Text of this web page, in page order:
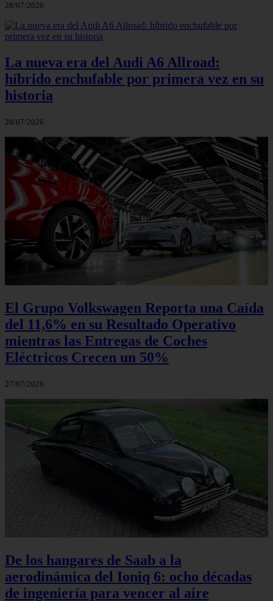
28/07/2026
La nueva era del Audi A6 Allroad:
híbrido enchufable por primera vez en su
historia
28/07/2026
El Grupo Volkswagen Reporta una Caída
del 11,6% en su Resultado Operativo
mientras las Entregas de Coches
Eléctricos Crecen un 50%
27/07/2026
De los hangares de Saab a la
aerodinámica del Ioniq 6: ocho décadas
de ingeniería para vencer al aire